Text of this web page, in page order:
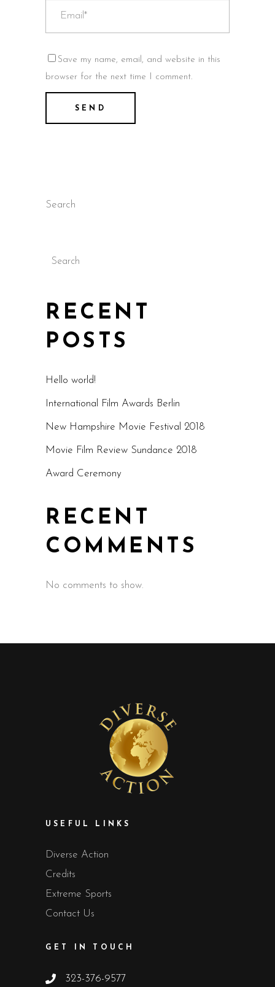
Save my name, email, and website in this
browser for the next time I comment.
Search
Search
RECENT
POSTS
Hello world!
International Film Awards Berlin
New Hampshire Movie Festival 2018
Movie Film Review Sundance 2018
Award Ceremony
RECENT
COMMENTS
No comments to show.
USEFUL LINKS
Diverse Action
Credits
Extreme Sports
Contact Us
GET IN TOUCH
323-376-9577